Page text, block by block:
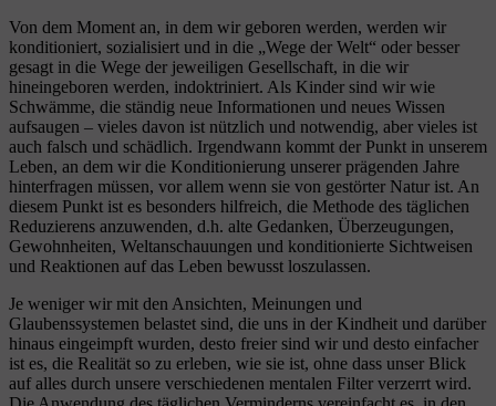
Von dem Moment an, in dem wir geboren werden, werden wir
konditioniert, sozialisiert und in die „Wege der Welt“ oder besser
gesagt in die Wege der jeweiligen Gesellschaft, in die wir
hineingeboren werden, indoktriniert. Als Kinder sind wir wie
Schwämme, die ständig neue Informationen und neues Wissen
aufsaugen – vieles davon ist nützlich und notwendig, aber vieles ist
auch falsch und schädlich. Irgendwann kommt der Punkt in unserem
Leben, an dem wir die Konditionierung unserer prägenden Jahre
hinterfragen müssen, vor allem wenn sie von gestörter Natur ist. An
diesem Punkt ist es besonders hilfreich, die Methode des täglichen
Reduzierens anzuwenden, d.h. alte Gedanken, Überzeugungen,
Gewohnheiten, Weltanschauungen und konditionierte Sichtweisen
und Reaktionen auf das Leben bewusst loszulassen.
Je weniger wir mit den Ansichten, Meinungen und
Glaubenssystemen belastet sind, die uns in der Kindheit und darüber
hinaus eingeimpft wurden, desto freier sind wir und desto einfacher
ist es, die Realität so zu erleben, wie sie ist, ohne dass unser Blick
auf alles durch unsere verschiedenen mentalen Filter verzerrt wird.